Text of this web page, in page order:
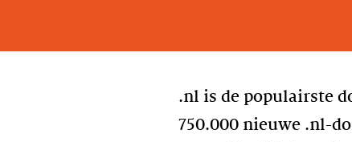
.nl is de populairste
750.000 nieuwe .nl-